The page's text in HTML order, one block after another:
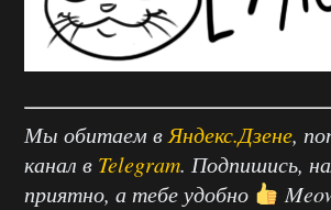
Мы обитаем вЯндекс.Дзене,
канал в Telegram. Подпишись,
приятно, а тебе удобно